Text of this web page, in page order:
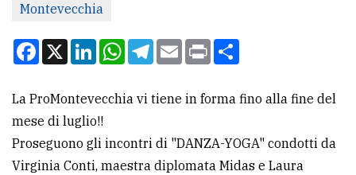
Scrivici
Per
la
pubblicità
CERCA
Montevecchia
Facebook
X LinkedInWhatsApp
Telegram
EmailPrint
La ProMontevecchia vi tiene in forma fino alla fine del
mese di luglio!!
Proseguono gli incontri di "DANZA-YOGA" condotti da
Virginia Conti, maestra diplomata Midas e Laura